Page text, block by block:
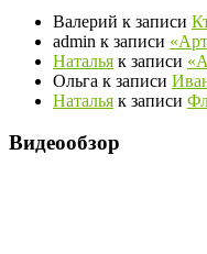
Валерий к записи
admin к записи
Наталья к записи
Ольга к записи
Наталья к записи
Видеообзор